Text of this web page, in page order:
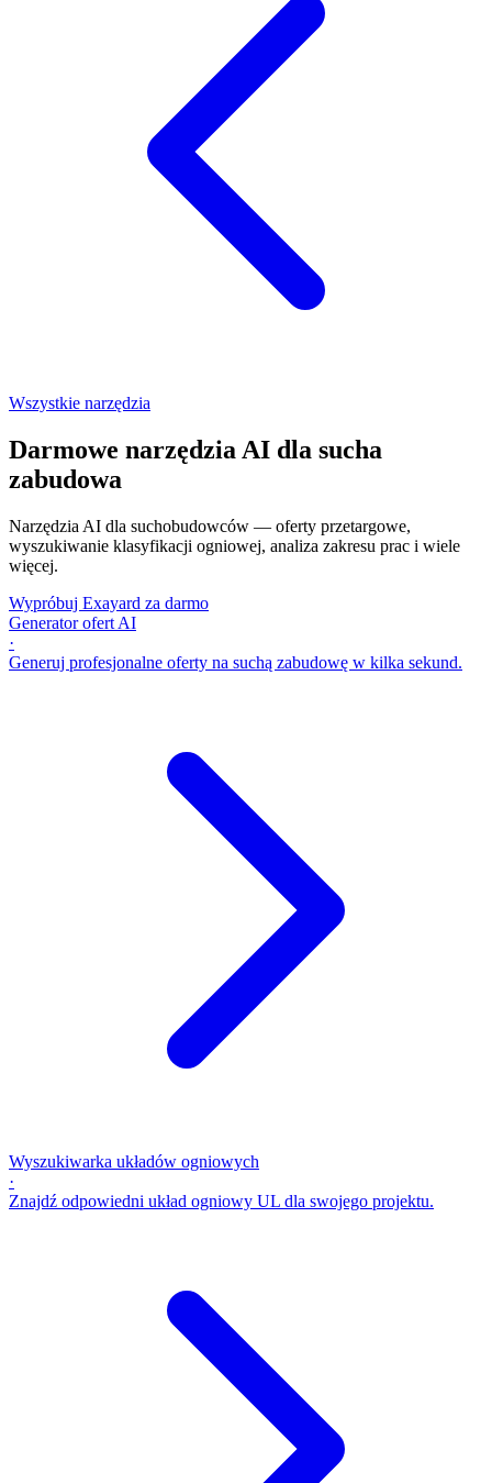
Wszystkie narzędzia
Darmowe narzędzia AI dla sucha
zabudowa
Narzędzia AI dla suchobudowców — oferty przetargowe,
wyszukiwanie klasyfikacji ogniowej, analiza zakresu prac i wiele
więcej.
Wypróbuj Exayard za darmo
Generator ofert AI
·
Generuj profesjonalne oferty na suchą zabudowę w kilka sekund.
Wyszukiwarka układów ogniowych
·
Znajdź odpowiedni układ ogniowy UL dla swojego projektu.